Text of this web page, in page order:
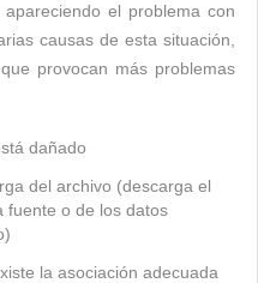
el problema con
causas de esta situación,
provocan más problemas
dañado
del archivo (descarga el
fuente o de los datos
la asociación adecuada